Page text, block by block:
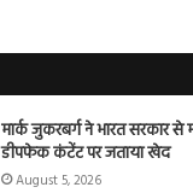
मार्क जुकरबर्ग ने भारत सरकार
डीपफेक कंटेंट पर जताया खेद
August 5, 2026